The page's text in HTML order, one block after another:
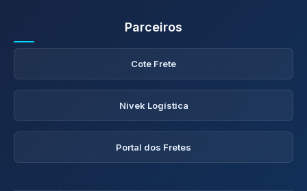
Parceiros
Cote Frete
Nivek Logística
Portal dos Fretes